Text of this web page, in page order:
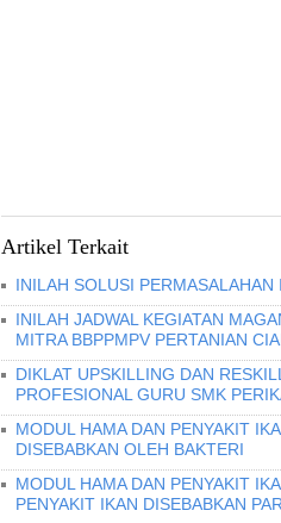
Artikel Terkait
INILAH SOLUSI
INILAH JADWAL KEGIATAN
MITRA BBPPMPV PERTANIAN
DIKLAT UPSKILLING DAN
PROFESIONAL GURU SMK
MODUL HAMA DAN PENYAKIT
DISEBABKAN OLEH BAKTERI
MODUL HAMA DAN PENYAKIT
PENYAKIT IKAN DISEBABKAN